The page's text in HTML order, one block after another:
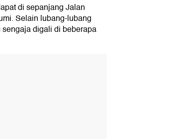
di sepanjang Jalan
Selain lubang-lubang
digali di beberapa